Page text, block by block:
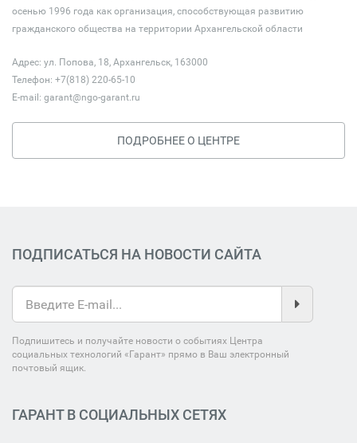
осенью 1996 года как организация, способствующая развитию
гражданского общества на территории Архангельской области
Адрес: ул. Попова, 18, Архангельск, 163000
Телефон: +7(818) 220-65-10
E-mail: garant@ngo-garant.ru
ПОДРОБНЕЕ О ЦЕНТРЕ
ПОДПИСАТЬСЯ НА НОВОСТИ САЙТА
Подпишитесь и получайте новости о событиях Центра
социальных технологий «Гарант» прямо в Ваш электронный
почтовый ящик.
ГАРАНТ В СОЦИАЛЬНЫХ СЕТЯХ